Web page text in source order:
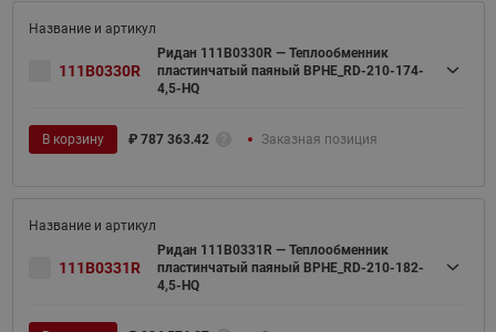
111B0330R
Ридан 111B0330R — Теплообменник
пластинчатый паяный BPHE_RD-210-174-
4,5-HQ
В корзину ₽ 787 363.42 Заказная позиция
111B0331R
Ридан 111B0331R — Теплообменник
пластинчатый паяный BPHE_RD-210-182-
4,5-HQ